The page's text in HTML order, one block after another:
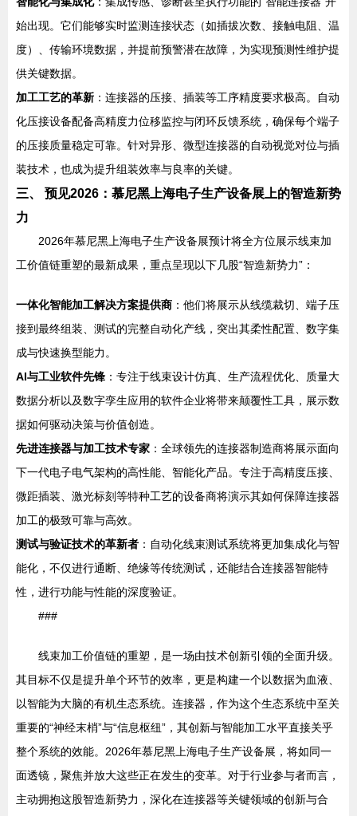
始出现。它们能够实时监测连接状态（如插拔次数、接触电阻、温
度）、传输环境数据，并提前预警潜在故障，为实现预测性维护提
供关键数据。
加工工艺的革新 ：连接器的压接、插装等工序精度要求极高。自动
化压接设备配备高精度力位移监控与闭环反馈系统，确保每个端子
的压接质量稳定可靠。针对异形、微型连接器的自动视觉对位与插
装技术，也成为提升组装效率与良率的关键。
三、 预见2026：慕尼黑上海电子生产设备展上的智造新势
力
2026年慕尼黑上海电子生产设备展预计将全方位展示线束加
工价值链重塑的最新成果，重点呈现以下几股“智造新势力”：
一体化智能加工解决方案提供商 ：他们将展示从线缆裁切、端子压
接到最终组装、测试的完整自动化产线，突出其柔性配置、数字集
成与快速换型能力。
AI与工业软件先锋 ：专注于线束设计仿真、生产流程优化、质量大
数据分析以及数字孪生应用的软件企业将带来颠覆性工具，展示数
据如何驱动决策与价值创造。
先进连接器与加工技术专家 ：全球领先的连接器制造商将展示面向
下一代电子电气架构的高性能、智能化产品。专注于高精度压接、
微距插装、激光标刻等特种工艺的设备商将演示其如何保障连接器
加工的极致可靠与高效。
测试与验证技术的革新者 ：自动化线束测试系统将更加集成化与智
能化，不仅进行通断、绝缘等传统测试，还能结合连接器智能特
性，进行功能与性能的深度验证。
###
线束加工价值链的重塑，是一场由技术创新引领的全面升级。
其目标不仅是提升单个环节的效率，更是构建一个以数据为血液、
以智能为大脑的有机生态系统。连接器，作为这个生态系统中至关
重要的“神经末梢”与“信息枢纽”，其创新与智能加工水平直接关乎
整个系统的效能。2026年慕尼黑上海电子生产设备展，将如同一
面透镜，聚焦并放大这些正在发生的变革。对于行业参与者而言，
主动拥抱这股智造新势力，深化在连接器等关键领域的创新与合